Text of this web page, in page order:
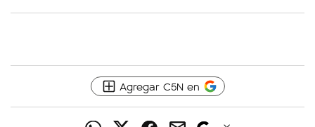
Agregar C5N en